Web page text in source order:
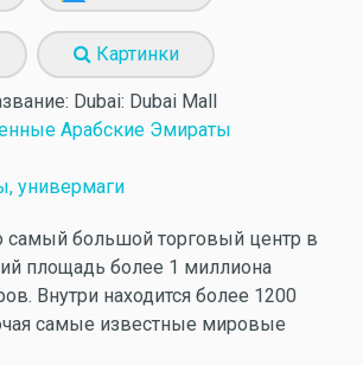
Картинки
Dubai: Dubai Mall
Арабские Эмираты
универмаги
самый большой торговый центр в
площадь более 1 миллиона
Внутри находится более 1200
самые известные мировые